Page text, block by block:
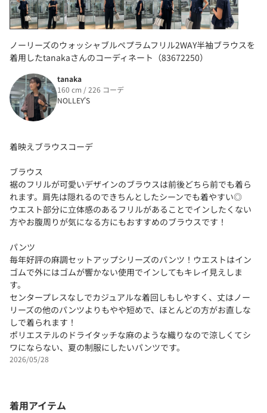
ノーリーズのウォッシャブルペプラムフリル2WAY半袖ブラウスを
着用したtanakaさんのコーディネート（83672250）
tanaka
160 cm / 226 コーデ
NOLLEY'S
着映えブラウスコーデ
ブラウス
裾のフリルが可愛いデザインのブラウスは前後どちら前でも着ら
れます。肩先は隠れるのできちんとしたシーンでも着やすい◎
ウエスト部分に立体感のあるフリルがあることでインしたくない
方やお腹周りが気になる方にもおすすめのブラウスです！
パンツ
毎年好評の麻調セットアップシリーズのパンツ！ウエストはイン
ゴムで外にはゴムが響かない使用でインしてもキレイ見えしま
す。
センタープレスなしでカジュアルな着回しもしやすく、丈はノー
リーズの他のパンツよりもやや短めで、ほとんどの方がお直しな
しで着られます！
ポリエステルのドライタッチな麻のような織りなので涼しくてシ
ワにならない、夏の制服にしたいパンツです。
2026/05/28
着用アイテム